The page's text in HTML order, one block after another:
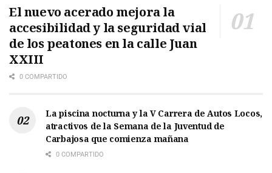
El nuevo acerado mejora la
accesibilidad y la seguridad vial
de los peatones en la calle Juan
XXIII
0 COMPARTIDO
La piscina nocturna y la V Carrera de Autos Locos,
atractivos de la Semana de la Juventud de
Carbajosa que comienza mañana
0 COMPARTIDO